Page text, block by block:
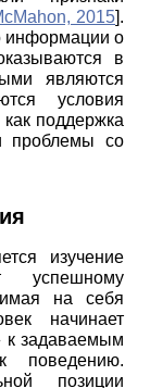
2015].
информации о
в
являются
условия
поддержка
проблемы со
изучение
успешному
на себя
начинает
к задаваемым
позиции